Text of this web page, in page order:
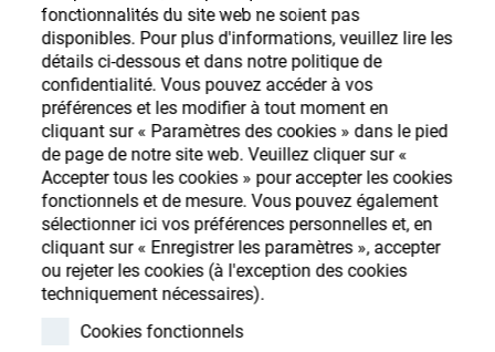
fonctionnalités du site web ne soient pas
disponibles. Pour plus d'informations, veuillez lire les
détails ci-dessous et dans notre politique de
confidentialité. Vous pouvez accéder à vos
préférences et les modifier à tout moment en
cliquant sur « Paramètres des cookies » dans le pied
de page de notre site web. Veuillez cliquer sur «
Accepter tous les cookies » pour accepter les cookies
fonctionnels et de mesure. Vous pouvez également
sélectionner ici vos préférences personnelles et, en
cliquant sur « Enregistrer les paramètres », accepter
ou rejeter les cookies (à l'exception des cookies
techniquement nécessaires).
Cookies fonctionnels
Carrière
Ressources
Contact
Store
Enregistrez-vous ou connectez-vous pour
accéder à vos comptes et découvrir notre
large gamme de consommables ophtalmiques
S'enregistrer Login
O-ring 115x3 NBR